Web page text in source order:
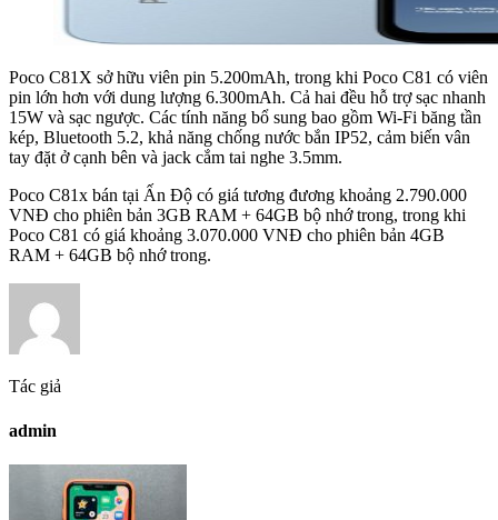
Poco C81X sở hữu viên pin 5.200mAh, trong khi Poco C81 có viên
pin lớn hơn với dung lượng 6.300mAh. Cả hai đều hỗ trợ sạc nhanh
15W và sạc ngược. Các tính năng bổ sung bao gồm Wi-Fi băng tần
kép, Bluetooth 5.2, khả năng chống nước bắn IP52, cảm biến vân
tay đặt ở cạnh bên và jack cắm tai nghe 3.5mm.
Poco C81x bán tại Ấn Độ có giá tương đương khoảng 2.790.000
VNĐ cho phiên bản 3GB RAM + 64GB bộ nhớ trong, trong khi
Poco C81 có giá khoảng 3.070.000 VNĐ cho phiên bản 4GB
RAM + 64GB bộ nhớ trong.
Tác giả
admin